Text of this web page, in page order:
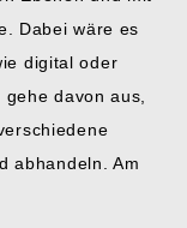
Dabei wäre es
digital oder
davon aus,
abhandeln. Am